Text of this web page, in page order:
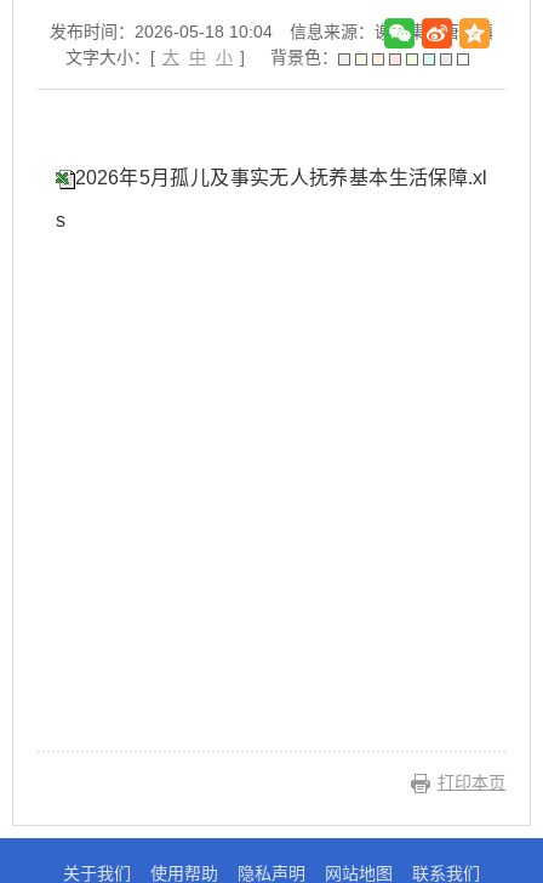
发布时间：2026-05-18 10:04
信息来源：谢家集区唐山镇
文字大小：[ 大 中 小 ] 背景色：
2026年5月孤儿及事实无人抚养基本生活保障.xl
s
打印本页
关于我们 使用帮助 隐私声明 网站地图 联系我们